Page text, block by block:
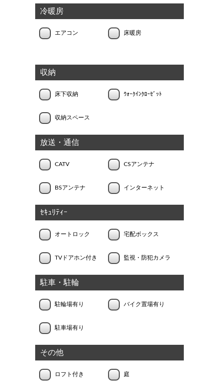
冷暖房
エアコン 床暖房
収納
床下収納 ｳｫｰｸｲﾝｸﾛｰｾﾞｯﾄ
収納スペース
放送・通信
CATV CSアンテナ
BSアンテナ インターネット
ｾｷｭﾘﾃｨｰ
オートロック 宅配ボックス
TVドアホン付き 監視・防犯カメラ
駐車・駐輪
駐輪場有り バイク置場有り
駐車場有り
その他
ロフト付き 庭